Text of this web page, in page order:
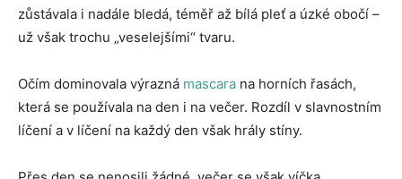
zůstávala i nadále bledá, téměř až bílá pleť a úzké obočí –
už však trochu „veselejšími“ tvaru.
Očím dominovala výrazná mascara na horních řasách,
která se používala na den i na večer. Rozdíl v slavnostním
líčení a v líčení na každý den však hrály stíny.